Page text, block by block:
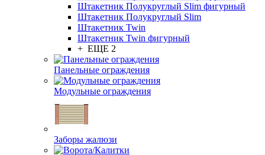
Штакетник Полукруглый Slim фигурный
Штакетник Полукруглый Slim
Штакетник Twin
Штакетник Twin фигурный
+ ЕЩЕ 2
Панельные ограждения
Модульные ограждения
Заборы жалюзи